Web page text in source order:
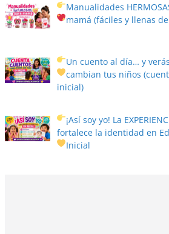
Manualidades
mamá (fáciles y llenas
Un cuento al día… y
cambian tus niños
inicial)
¡Así soy yo! La
fortalece la identidad en
Inicial